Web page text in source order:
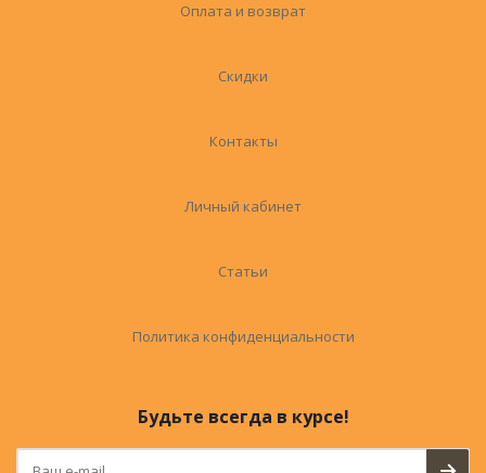
Оплата и возврат
Скидки
Контакты
Личный кабинет
Статьи
Политика конфиденциальности
Будьте всегда в курсе!